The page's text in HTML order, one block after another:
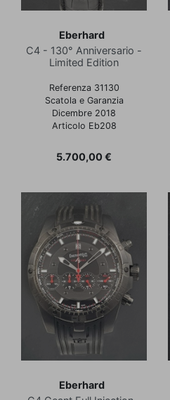
Eberhard
C4 - 130° Anniversario -
Limited Edition
Referenza 31130
Scatola e Garanzia
Dicembre 2018
Articolo Eb208
Prezzo
5.700,00 €
Eberhard